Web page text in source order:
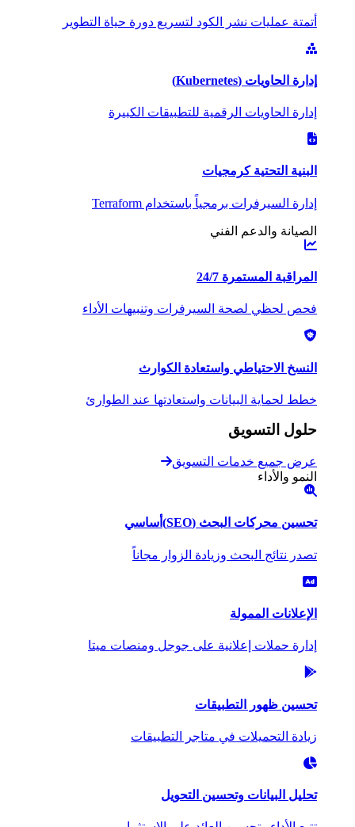
أتمتة عمليات نشر الكود لتسريع دورة حياة التطوير
إدارة الحاويات (Kubernetes)
إدارة الحاويات الرقمية للتطبيقات الكبيرة
البنية التحتية كرمجيات
إدارة السيرفرات برمجياً باستخدام Terraform
الصيانة والدعم الفني
المراقبة المستمرة 24/7
فحص لحظي لصحة السيرفرات وتنبيهات الأداء
النسخ الاحتياطي واستعادة الكوارث
خطط لحماية البيانات واستعادتها عند الطوارئ
حلول التسويق
عرض جميع خدمات التسويق
النمو والأداء
تحسين محركات البحث (SEO) أساسي
تصدر نتائج البحث وزيادة الزوار مجاناً
الإعلانات الممولة
إدارة حملات إعلانية على جوجل ومنصات ميتا
تحسين ظهور التطبيقات
زيادة التحميلات في متاجر التطبيقات
تحليل البيانات وتحسين التحويل